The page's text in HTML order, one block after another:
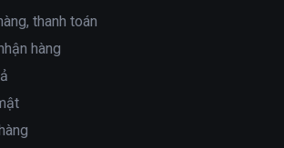
thanh toán
hàng